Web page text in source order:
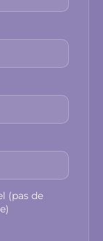
(pas de